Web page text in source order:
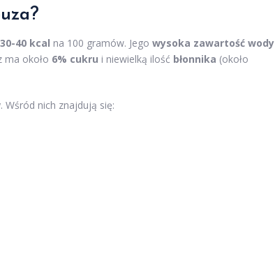
30-40 kcal na 100 gramów. Jego wysoka zawartość wody
ma około 6% cukru i niewielką ilość błonnika (około
nich znajdują się: